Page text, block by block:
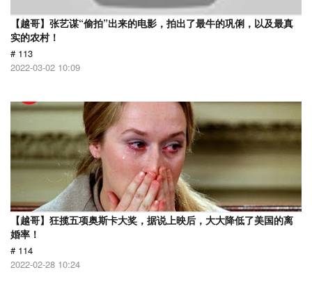
【越哥】张艺谋“偷拍”出来的电影，拍出了最牛的巩俐，以及最真
实的农村！
# 113
2022-03-02 10:09
【越哥】狂揽五项奥斯卡大奖，据说上映后，大大降低了美国的离
婚率！
# 114
2022-02-28 10:24